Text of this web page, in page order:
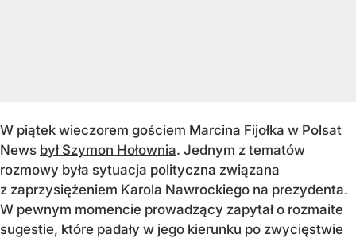
W piątek wieczorem gościem Marcina Fijołka w Polsat
News był Szymon Hołownia. Jednym z tematów
rozmowy była sytuacja polityczna związana
z zaprzysiężeniem Karola Nawrockiego na prezydenta.
W pewnym momencie prowadzący zapytał o rozmaite
sugestie, które padały w jego kierunku po zwycięstwie